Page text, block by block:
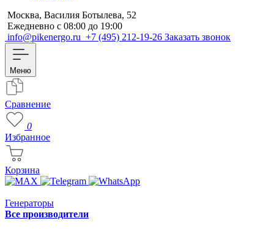
Москва, Василия Ботылева, 52
Ежедневно с 08:00 до 19:00
info@pikenergo.ru +7 (495) 212-19-26 Заказать звонок
Меню
Сравнение
0
Избранное
Корзина
Генераторы
Все производители